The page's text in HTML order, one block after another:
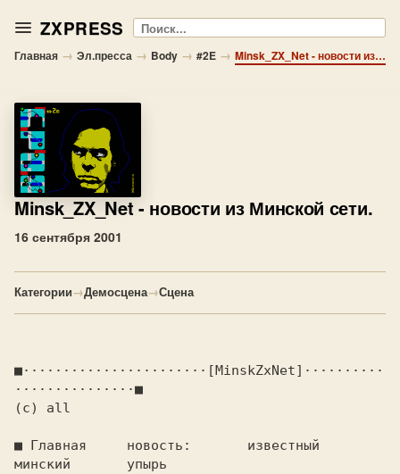
ZXPRESS Поиск
Главная → Эл.пресса → Body → #2E → Minsk_ZX_Net - новости из Минской сети.
Minsk_ZX_Net - новости из Минской сети.
16 сентября 2001
Категории→Демосцена→Сцена
■·······················[MinskZxNet]··········
■ Главная     новость:       известный
минский       упырь